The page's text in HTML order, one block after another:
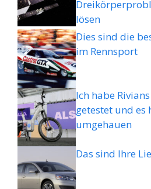
lösen
Dies sind die
im Rennsport
Ich habe
getestet und es
umgehauen
Das sind Ihre